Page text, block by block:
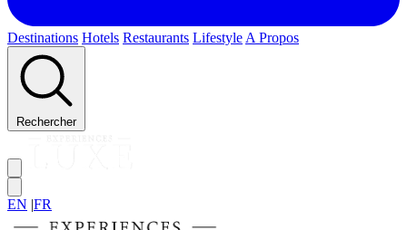
Destinations Hotels Restaurants Lifestyle A Propos
Rechercher
EN |FR